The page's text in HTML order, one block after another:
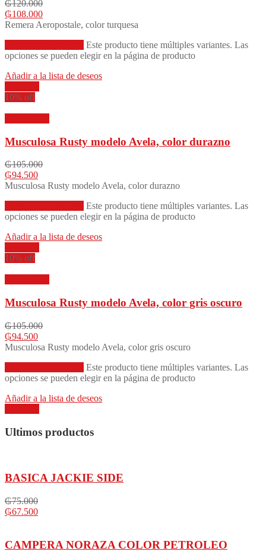
₲120.000
₲108.000
Remera Aeropostale, color turquesa
Este producto tiene múltiples variantes. Las
opciones se pueden elegir en la página de producto
Añadir a la lista de deseos
10% off
Musculosa Rusty modelo Avela, color durazno
₲105.000
₲94.500
Musculosa Rusty modelo Avela, color durazno
Este producto tiene múltiples variantes. Las
opciones se pueden elegir en la página de producto
Añadir a la lista de deseos
10% off
Musculosa Rusty modelo Avela, color gris oscuro
₲105.000
₲94.500
Musculosa Rusty modelo Avela, color gris oscuro
Este producto tiene múltiples variantes. Las
opciones se pueden elegir en la página de producto
Añadir a la lista de deseos
Ultimos productos
BASICA JACKIE SIDE
₲75.000
₲67.500
CAMPERA NORAZA COLOR PETROLEO